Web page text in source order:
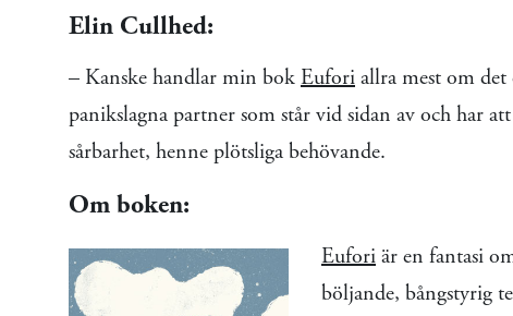
Elin Cullhed:
– Kanske handlar min bok Eufori allra mest om
panikslagna partner som står vid sidan av och har
sårbarhet, henne plötsliga behövande.
Om boken:
Eufori är en fantasi
böljande, bångstyrig